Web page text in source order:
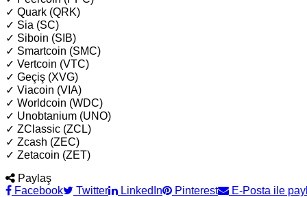
✓ Quark (QRK)
✓ Sia (SC)
✓ Siboin (SIB)
✓ Smartcoin (SMC)
✓ Vertcoin (VTC)
✓ Geçiş (XVG)
✓ Viacoin (VIA)
✓ Worldcoin (WDC)
✓ Unobtanium (UNO)
✓ ZClassic (ZCL)
✓ Zcash (ZEC)
✓ Zetacoin (ZET)
Paylaş
Facebook
Twitter LinkedIn Pinterest E-Posta ile